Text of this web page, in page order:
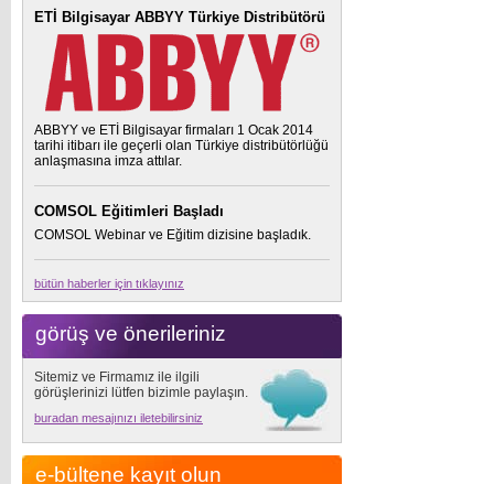
ETİ Bilgisayar ABBYY Türkiye Distribütörü
ABBYY ve ETİ Bilgisayar firmaları 1 Ocak 2014
tarihi itibarı ile geçerli olan Türkiye distribütörlüğü
anlaşmasına imza attılar.
COMSOL Eğitimleri Başladı
COMSOL Webinar ve Eğitim dizisine başladık.
bütün haberler için tıklayınız
görüş ve önerileriniz
Sitemiz ve Firmamız ile ilgili
görüşlerinizi lütfen bizimle paylaşın.
buradan mesajınızı iletebilirsiniz
e-bültene kayıt olun